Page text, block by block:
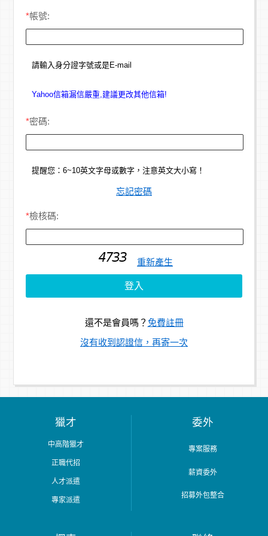
*帳號:
請輸入身分證字號或是E-mail
Yahoo信箱漏信嚴重,建議更改其他信箱!
*密碼:
提醒您：6~10英文字母或數字，注意英文大小寫！
忘記密碼
*檢核碼:
重新產生
還不是會員嗎？ 免費註冊
沒有收到認證信，再寄一次
獵才
中高階獵才
正職代招
人才派遣
專家派遣
委外
專案服務
薪資委外
招募外包整合